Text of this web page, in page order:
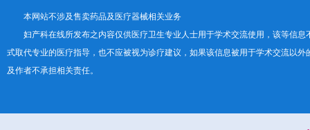
本网站不涉及售卖药品及医疗器械相关业务
妇产科在线所发布之内容仅供医疗卫生专业人士用于学术交流使用，该等信息
式取代专业的医疗指导，也不应被视为诊疗建议，如果该信息被用于学术交流以外
及作者不承担相关责任。